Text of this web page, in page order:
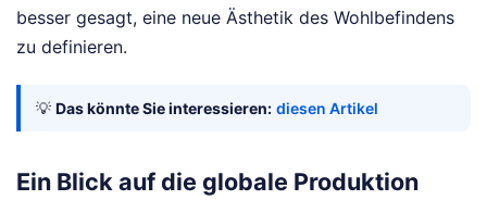
besser gesagt, eine neue Ästhetik des Wohlbefindens
zu definieren.
💡 Das könnte Sie interessieren: diesen Artikel
Ein Blick auf die globale Produktion